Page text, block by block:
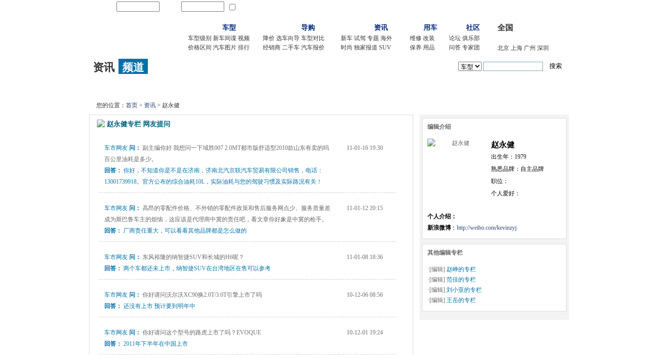
车型
车型级别 新车间谍 视频
价格区间 汽车图片 排行
导购
降价 选车向导 车型对比
经销商 二手车 汽车报价
资讯
新车 试驾 专题 海外
时尚 独家报道 SUV
用车
维修 改装
保养 用品
社区
论坛 俱乐部
问答 专家团
全国
北京 上海 广州 深圳
资讯 频道
您的位置： 首页 > 资讯 > 赵永健
编辑介绍
赵永健
出生年：1979
熟悉品牌：自主品牌
职位：
个人爱好：
个人介绍：
新浪微博 ： http://weibo.com/kevinzyj
其他编辑专栏
·[编辑] 赵峥的专栏
·[编辑] 范佳的专栏
·[编辑] 刘小亚的专栏
·[编辑] 王岳的专栏
赵永健专栏 网友提问
车市网友 问： 副主编你好 我想问一下域胜007 2.0MT都市版舒适型2010款山东有卖的吗
百公里油耗是多少。
11-01-16 19:30
回答： 你好，不知道你是不是在济南，济南北汽京联汽车贸易有限公司销售，电话：
13001739918。官方公布的综合油耗10L，实际油耗与您的驾驶习惯及实际路况有关！
车市网友 问： 高昂的零配件价格、不外销的零配件政策和售后服务网点少、服务质量差
成为斯巴鲁车主的烦恼，这应该是代理商中冀的责任吧，看文章你好象是中冀的枪手。
11-01-12 20:15
回答： 厂商责任重大，可以看看其他品牌都是怎么做的
车市网友 问： 东风裕隆的纳智捷SUV和长城的H6呢？
11-01-08 18:36
回答： 两个车都还未上市，纳智捷SUV在台湾地区在售可以参考
车市网友 问： 你好请问沃尔沃XC90换2.0T/3.0T引擎上市了吗
10-12-06 08:56
回答： 还没有上市 预计要到明年中
车市网友 问： 你好请问这个型号的路虎上市了吗？EVOQUE
10-12-01 19:24
回答： 2011年下半年在中国上市